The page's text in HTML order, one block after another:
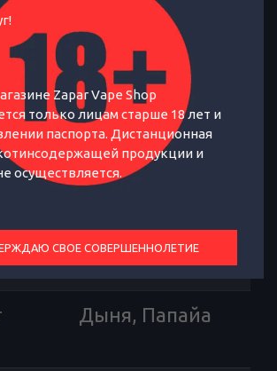
микс из сочной дыни и
ОТЗЫВЫ
:
Россия
Дыня, Папайа
Zapar Vape Shop
только лицам старше 18 лет и
паспорта. Дистанционная
продукции и
осуществляется.
СВОЕ СОВЕРШЕННОЛЕТИЕ